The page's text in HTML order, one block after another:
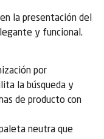
la presentación del
y funcional.
por
la búsqueda y
de producto con
neutra que